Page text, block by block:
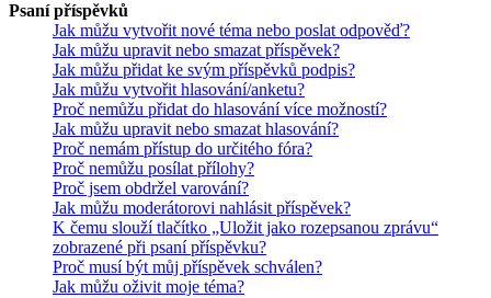
Psaní příspěvků
Jak můžu vytvořit nové téma nebo poslat odpověď?
Jak můžu upravit nebo smazat příspěvek?
Jak můžu přidat ke svým příspěvků podpis?
Jak můžu vytvořit hlasování/anketu?
Proč nemůžu přidat do hlasování více možností?
Jak můžu upravit nebo smazat hlasování?
Proč nemám přístup do určitého fóra?
Proč nemůžu posílat přílohy?
Proč jsem obdržel varování?
Jak můžu moderátorovi nahlásit příspěvek?
K čemu slouží tlačítko „Uložit jako rozepsanou zprávu“
zobrazené při psaní příspěvku?
Proč musí být můj příspěvek schválen?
Jak můžu oživit moje téma?